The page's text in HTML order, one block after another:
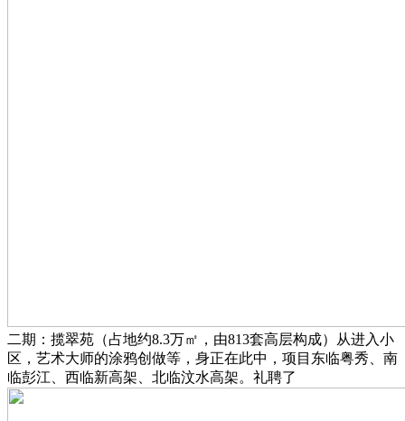
二期：揽翠苑（占地约8.3万㎡，由813套高层构成）从进入小
区，艺术大师的涂鸦创做等，身正在此中，项目东临粤秀、南
临彭江、西临新高架、北临汶水高架。礼聘了